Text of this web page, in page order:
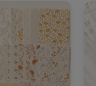
✨ יוצרת אפקט מרהיב
✨ מעניקה חוויית
השראה